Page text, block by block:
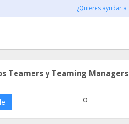
¿Quieres ayudar a
Teamers y Teaming
o